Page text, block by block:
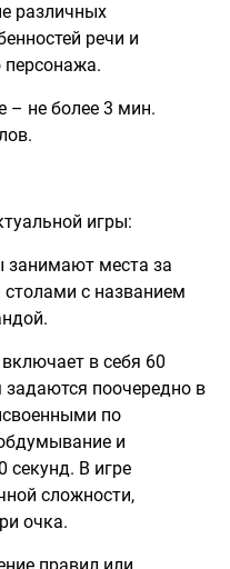
различных
речи и
персонажа.
– не более 3 мин.
игры:
места за
с названием
в себя 60
поочередно в
по
и
секунд. В игре
сложности,
очка.